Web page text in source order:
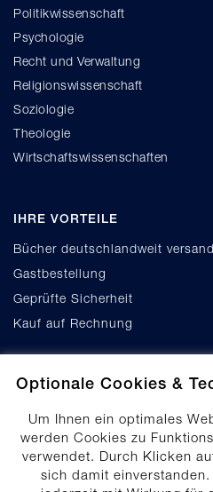
Optionale Cookies &
Um Ihnen ein optimales
werden Cookies zu
verwendet. Durch Klicken
sich damit
Politikwissenschaft
Psychologie
Recht und Verwaltung
Religionswissenschaft
Soziologie
Theologie
Wirtschaftswissenschaften
IHRE VORTEILE
Bücher deutschlandweit
Gastbestellung
Geprüfte Sicherheit
Kauf auf Rechnung
Cookie-Einstellungen
Datenschutz